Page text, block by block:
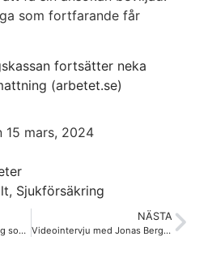
som fortfarande får
fortsätter neka
(arbetet.se)
15 mars, 2024
, Sjukförsäkring
Kurs: Verktygslådan för dig som har en elev med ME i din klass – kommande kurstillfällen
NÄSTA
Videointervju med Jonas Bergquist